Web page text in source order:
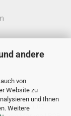
andere
von
Website zu
und Ihnen
Weitere
| Datenschutz